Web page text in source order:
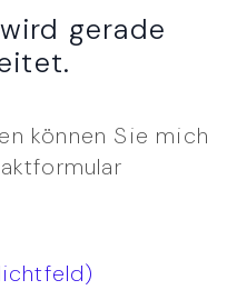
gerade
können Sie mich